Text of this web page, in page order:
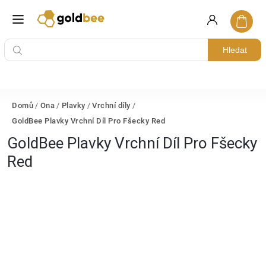
Hledat
Domů / Ona / Plavky / Vrchní díly /
GoldBee Plavky Vrchní Díl Pro Fšecky Red
GoldBee Plavky Vrchní Díl Pro Fšecky
Red